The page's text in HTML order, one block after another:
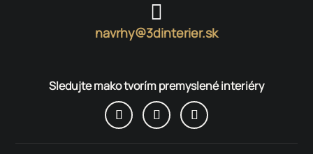

navrhy@3dinterier.sk
Sledujte mako tvorím premyslené interiéry